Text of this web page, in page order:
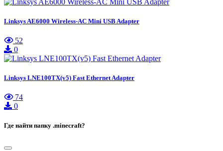
Linksys AE6000 Wireless-AC Mini USB Adapter
52
0
Linksys LNE100TX(v5) Fast Ethernet Adapter
74
0
Где найти папку .minecraft?